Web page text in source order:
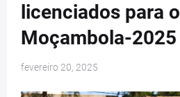
licenciados para o
Moçambola-2025
fevereiro 20, 2025